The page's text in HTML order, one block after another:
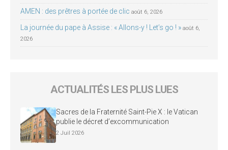
AMEN : des prêtres à portée de clic août 6, 2026
La journée du pape à Assise : « Allons-y ! Let’s go ! » août 6,
2026
ACTUALITÉS LES PLUS LUES
Sacres de la Fraternité Saint-Pie X : le Vatican
publie le décret d’excommunication
2 Juil 2026